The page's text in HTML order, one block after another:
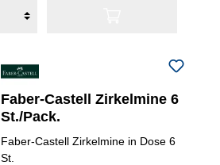
Faber-Castell Zirkelmine 6
St./Pack.
Faber-Castell Zirkelmine in Dose 6
St.